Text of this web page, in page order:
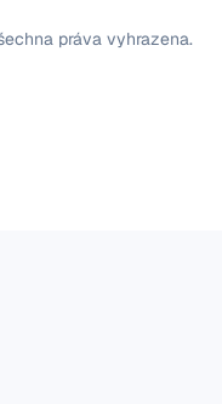
práva vyhrazena.